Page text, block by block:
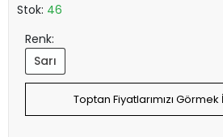
Stok: 46
Renk:
Sarı
Toptan Fiyatlarımızı